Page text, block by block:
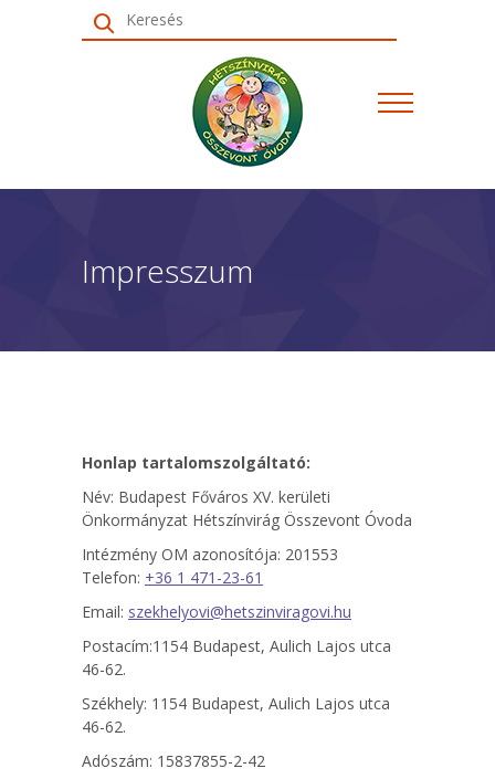
Keresés
Impresszum
Honlap tartalomszolgáltató:
Név: Budapest Főváros XV. kerületi
Önkormányzat Hétszínvirág Összevont Óvoda
Intézmény OM azonosítója: 201553
Telefon: +36 1 471-23-61
Email: szekhelyovi@hetszinviragovi.hu
Postacím:1154 Budapest, Aulich Lajos utca
46-62.
Székhely: 1154 Budapest, Aulich Lajos utca
46-62.
Adószám: 15837855-2-42